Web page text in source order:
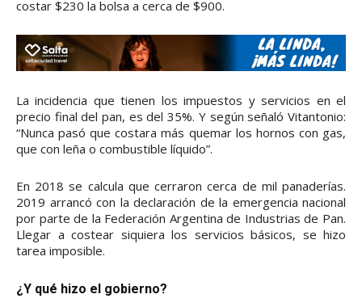
costar $230 la bolsa a cerca de $900.
La incidencia que tienen los impuestos y servicios en el
precio final del pan, es del 35%. Y según señaló Vitantonio:
“Nunca pasó que costara más quemar los hornos con gas,
que con leña o combustible líquido”.
En 2018 se calcula que cerraron cerca de mil panaderías.
2019 arrancó con la declaración de la emergencia nacional
por parte de la Federación Argentina de Industrias de Pan.
Llegar a costear siquiera los servicios básicos, se hizo
tarea imposible.
¿Y qué hizo el gobierno?